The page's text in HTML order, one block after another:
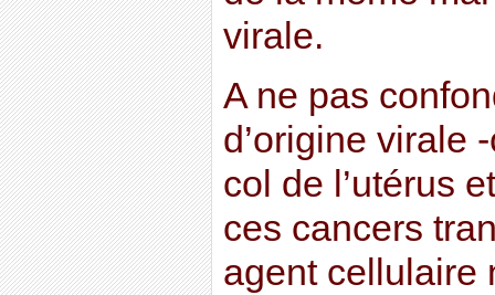
virale.
A ne pas
d’origine virale
col de l’utérus
ces cancers
agent cellulaire